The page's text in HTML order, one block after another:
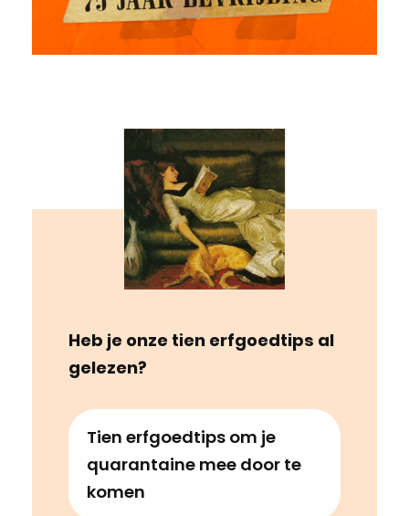
Heb je onze tien erfgoedtips al
gelezen?
Tien erfgoedtips om je
quarantaine mee door te
komen